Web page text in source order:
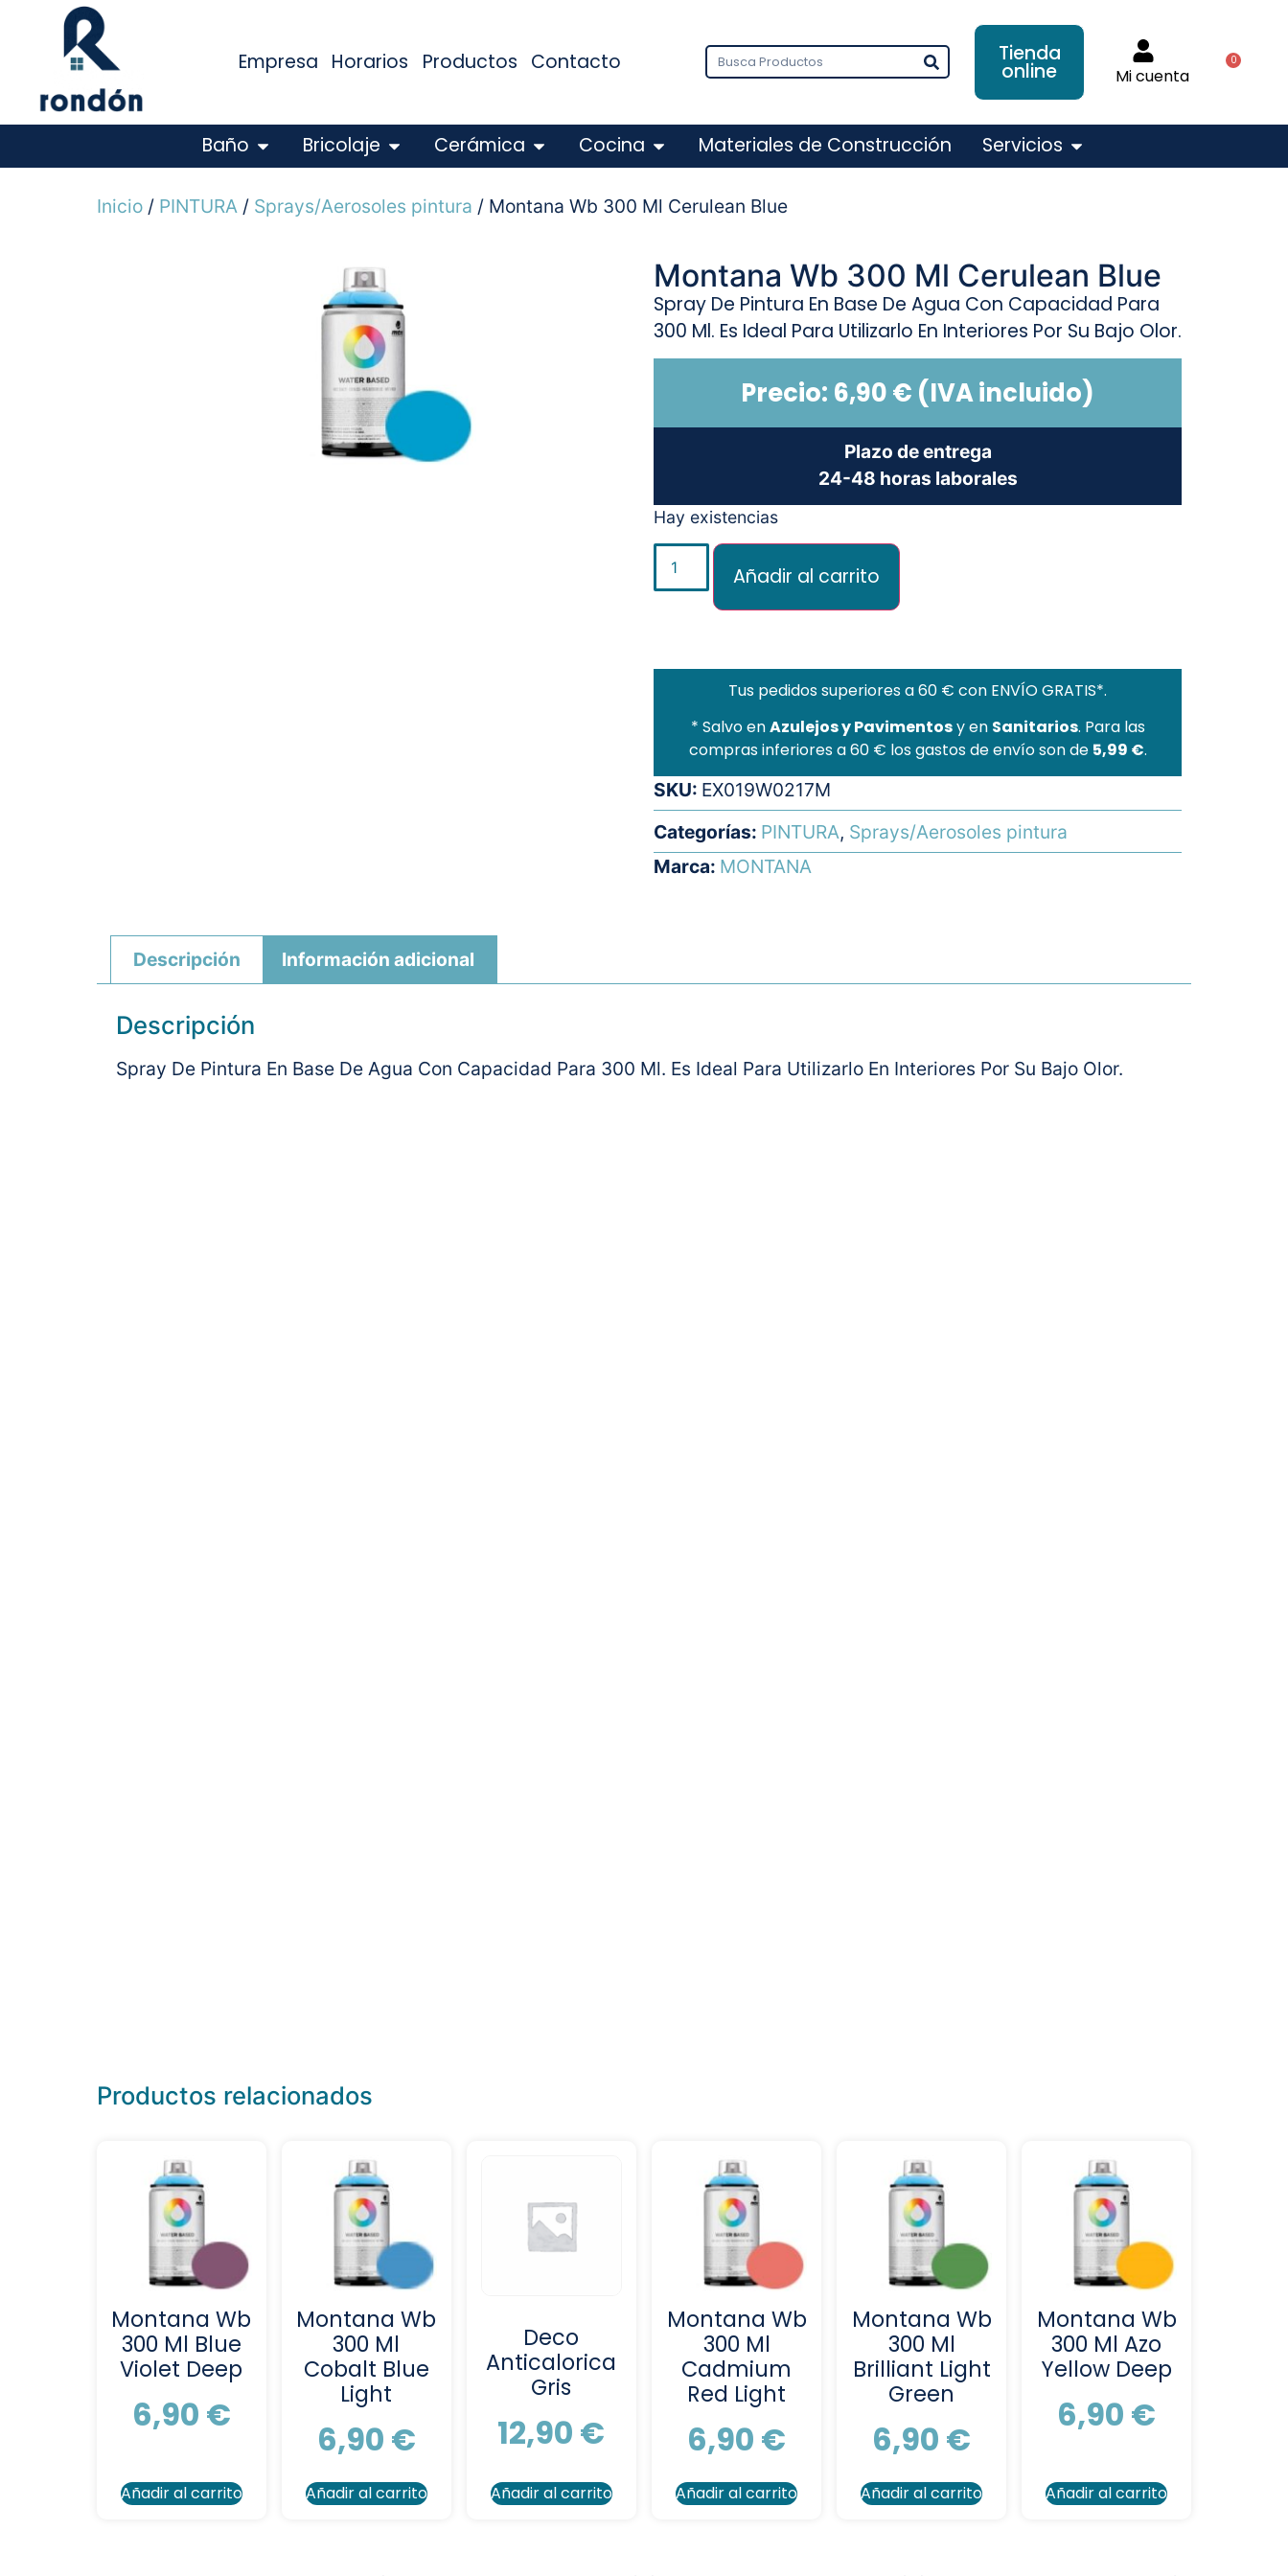
Empresa Horarios Productos Contacto Tienda
online Mi cuenta
0
Baño Bricolaje Cerámica Cocina Materiales de Construcción Servicios
Inicio/ PINTURA/ Sprays/Aerosoles pintura / Montana Wb 300 Ml Cerulean Blue
Montana Wb 300 Ml Cerulean Blue
Spray De Pintura En Base De Agua Con Capacidad Para
300 Ml. Es Ideal Para Utilizarlo En Interiores Por Su Bajo Olor.
Precio: 6,90€ (IVA incluido)
Plazo de entrega
24-48 horas laborales
Hay existencias
Añadir al carrito
Tus pedidos superiores a 60 € con ENVÍO GRATIS*.
* Salvo enAzulejos y Pavimentosy en Sanitarios. Para las
compras inferiores a 60 € los gastos de envío son de 5,99 €.
SKU: EX019W0217M
Categorías: PINTURA, Sprays/Aerosoles pintura
Marca: MONTANA
Descripción Información adicional
Descripción
Spray De Pintura En Base De Agua Con Capacidad Para 300 Ml. Es Ideal Para Utilizarlo En Interiores Por Su Bajo Olor.
Productos relacionados
Montana Wb
300 Ml Blue
Violet Deep
6,90 €
Añadir al carrito
Montana Wb
300 Ml
Cobalt Blue
Light
6,90 €
Añadir al carrito
Deco
Anticalorica
Gris
12,90 €
Añadir al carrito
Montana Wb
300 Ml
Cadmium
Red Light
6,90 €
Añadir al carrito
Montana Wb
300 Ml
Brilliant Light
Green
6,90 €
Añadir al carrito
Montana Wb
300 Ml Azo
Yellow Deep
6,90 €
Añadir al carrito